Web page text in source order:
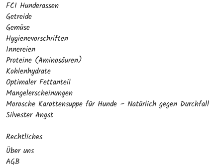
FCI Hunderassen
Getreide
Gemüse
Hygienevorschriften
Innereien
Proteine (Aminosäuren)
Kohlenhydrate
Optimaler Fettanteil
Mangelerscheinungen
Morosche Karottensuppe für Hunde – Natürlich gegen Durchfall
Silvester Angst
Rechtliches
Über uns
AGB